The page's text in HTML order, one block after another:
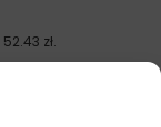
52.43 zł.